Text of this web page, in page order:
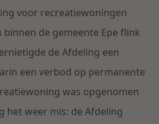
en uitdagingen in de
voor recreatiewoningen
de gemeente Epe flink
de Afdeling een
een verbod op permanente
was opgenomen
het weer mis: de Afdeling